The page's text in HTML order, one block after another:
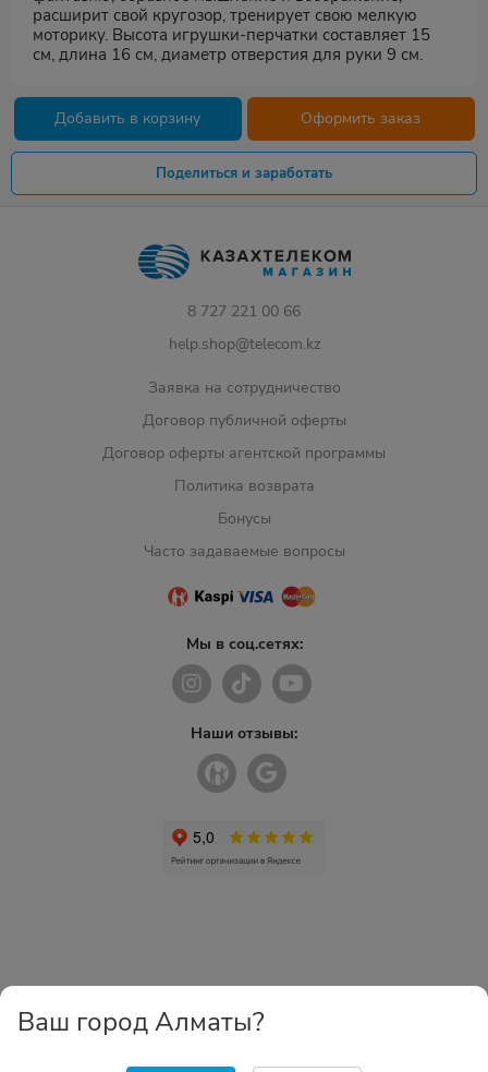
расширит свой кругозор, тренирует свою мелкую
моторику. Высота игрушки-перчатки составляет 15
см, длина 16 см, диаметр отверстия для руки 9 см.
Добавить в корзину Оформить заказ
Поделиться и заработать
8 727 221 00 66
help.shop@telecom.kz
Заявка на сотрудничество
Договор публичной оферты
Договор оферты агентской программы
Политика возврата
Бонусы
Часто задаваемые вопросы
Мы в соц.сетях:
Наши отзывы:
Ваш город Алматы?